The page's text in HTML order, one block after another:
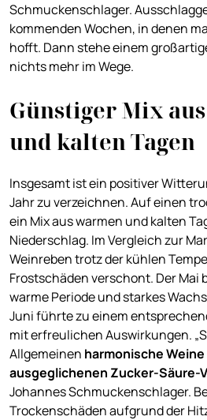
Schmuckenschlager.
kommenden Wochen, in denen
hofft. Dann stehe einem
nichts mehr im Wege.
Günstiger Mix
und kalten Tagen
Insgesamt ist ein positiver
Jahr zu verzeichnen. Auf einen
ein Mix aus warmen und kalten
Niederschlag. Im Vergleich zur
Weinreben trotz der kühlen
Frostschäden verschont. Der Mai
warme Periode und starkes
Juni führte zu einem
mit erfreulichen Auswirkungen.
Allgemeinen harmonische Weine
ausgeglichenen Zucker-Säure-
Johannes Schmuckenschlager.
Trockenschäden aufgrund der